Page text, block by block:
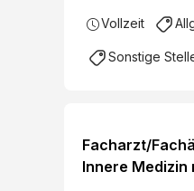
Vollzeit
Sonstige Stellen
Facharzt/
Innere Medizin